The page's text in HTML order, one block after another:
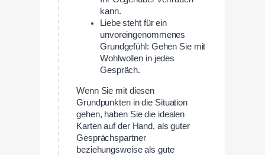
kann.
Liebe steht für ein
unvoreingenommenes
Grundgefühl: Gehen Sie mit
Wohlwollen in jedes
Gespräch.
Wenn Sie mit diesen
Grundpunkten in die Situation
gehen, haben Sie die idealen
Karten auf der Hand, als guter
Gesprächspartner
beziehungsweise als gute